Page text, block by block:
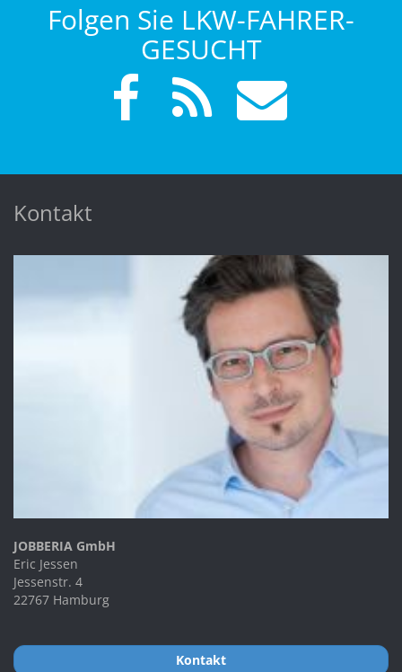
Folgen Sie LKW-FAHRER-
GESUCHT
Kontakt
JOBBERIA GmbH
Eric Jessen
Jessenstr. 4
22767 Hamburg
Kontakt